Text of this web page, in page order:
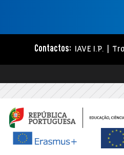
Contactos: IAVE I.P. |